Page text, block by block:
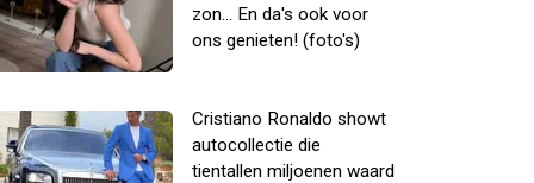
zon... En da's ook voor
ons genieten! (foto's)
Cristiano Ronaldo showt
autocollectie die
tientallen miljoenen waard